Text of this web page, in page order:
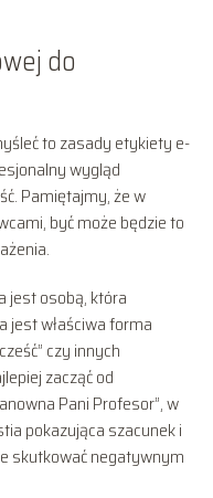
do
to zasady etykiety e-
wygląd
Pamiętajmy, że w
być może będzie to
jest osobą, która
jest właściwa forma
czy innych
zacząć od
Pani Profesor”, w
pokazująca szacunek i
skutkować negatywnym